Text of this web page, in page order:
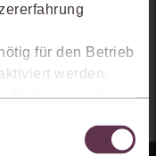
für den Betrieb
werden.
Marketing- oder
zustimmen,